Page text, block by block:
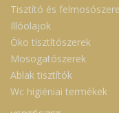
Tisztító és
Illóolajok
Öko tisztítószerek
Mosogatószerek
Ablak tisztítók
Wc higiéniai termékek